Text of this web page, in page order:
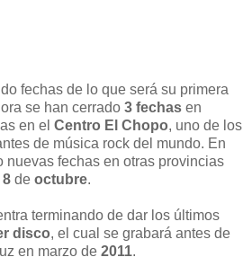
fechas de lo que será su primera
se han cerrado 3 fechas en
en el Centro El Chopo, uno de los
de música rock del mundo. En
nuevas fechas en otras provincias
8 de octubre.
terminando de dar los últimos
disco, el cual se grabará antes de
en marzo de 2011.